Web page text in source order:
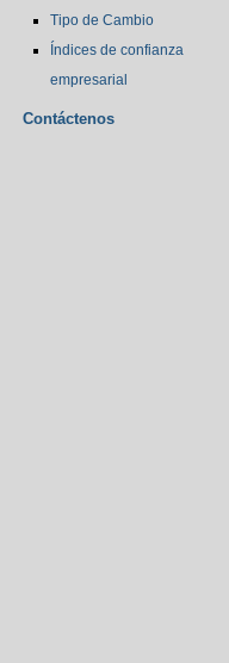
Tipo de Cambio
Índices de confianza
empresarial
Contáctenos